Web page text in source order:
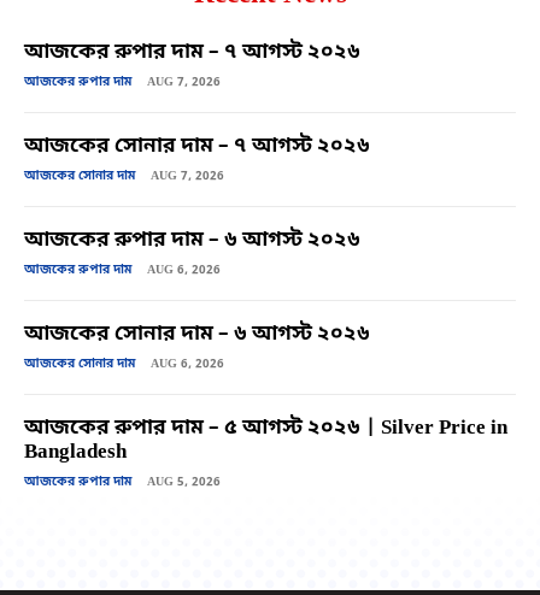
আজকের রুপার দাম – ৭ আগস্ট ২০২৬
আজকের রুপার দাম AUG 7, 2026
আজকের সোনার দাম – ৭ আগস্ট ২০২৬
আজকের সোনার দাম AUG 7, 2026
আজকের রুপার দাম – ৬ আগস্ট ২০২৬
আজকের রুপার দাম AUG 6, 2026
আজকের সোনার দাম – ৬ আগস্ট ২০২৬
আজকের সোনার দাম AUG 6, 2026
আজকের রুপার দাম – ৫ আগস্ট ২০২৬ | Silver Price in
Bangladesh
আজকের রুপার দাম AUG 5, 2026